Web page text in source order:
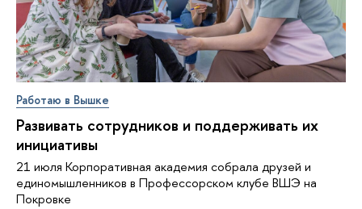
Работаю в Вышке
Развивать сотрудников и поддерживать их
инициативы
21 июля Корпоративная академия собрала друзей и
единомышленников в Профессорском клубе ВШЭ на
Покровке